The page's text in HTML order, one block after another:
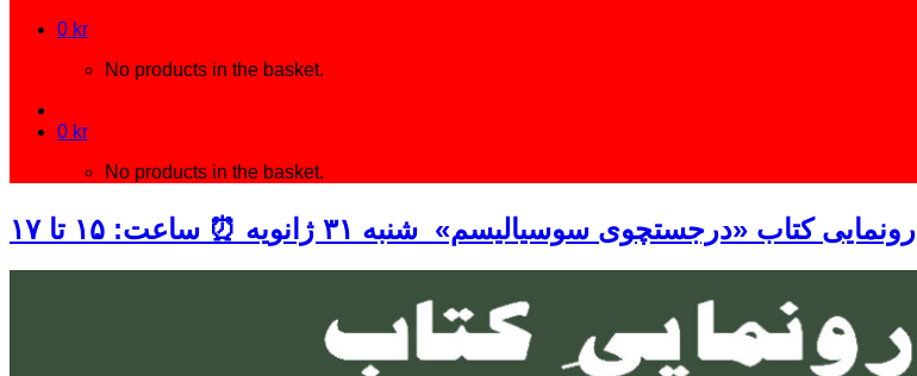
0 kr
No products in the basket.
0 kr
No products in the basket.
رونمایی کتاب «درجستچوی سوسیالیسم» شنبه ۳۱ ژانویه ⏰ ساعت: ۱۵ تا ۱۷